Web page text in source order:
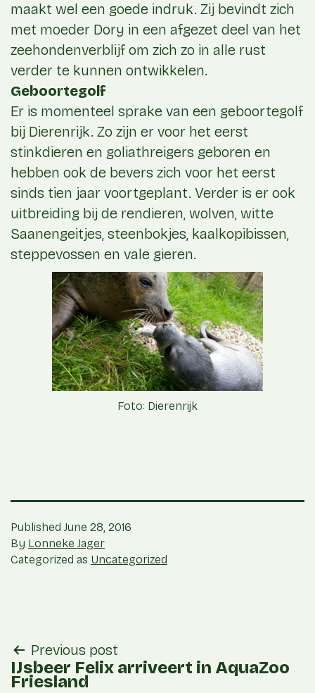
maakt wel een goede indruk. Zij bevindt zich
met moeder Dory in een afgezet deel van het
zeehondenverblijf om zich zo in alle rust
verder te kunnen ontwikkelen.
Geboortegolf
Er is momenteel sprake van een geboortegolf
bij Dierenrijk. Zo zijn er voor het eerst
stinkdieren en goliathreigers geboren en
hebben ook de bevers zich voor het eerst
sinds tien jaar voortgeplant. Verder is er ook
uitbreiding bij de rendieren, wolven, witte
Saanengeitjes, steenbokjes, kaalkopibissen,
steppevossen en vale gieren.
Foto: Dierenrijk
Published June 28, 2016
By Lonneke Jager
Categorized as Uncategorized
post
navigation
Previous post
IJsbeer Felix arriveert in AquaZoo
Friesland